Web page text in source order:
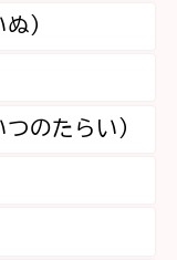
）
のたらい）